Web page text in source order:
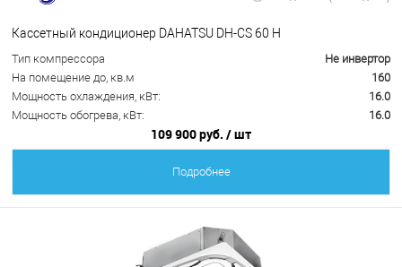
Кассетный кондиционер DAHATSU DH-CS 60 H
Тип компрессора
Не инвертор
На помещение до, кв.м
160
Мощность охлаждения, кВт:
16.0
Мощность обогрева, кВт:
16.0
109 900 руб. / шт
Подробнее